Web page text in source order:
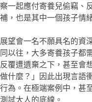
察一起應付寄養兒偷竊、
補，也是其中一個孩子情
展望會一名不願具名的資
同以往，大多寄養孩子都
反覆遭遺棄之下，甚至會
做什麼？」因此出現言語
行為。在極端案例中，甚
測試大人的底線。